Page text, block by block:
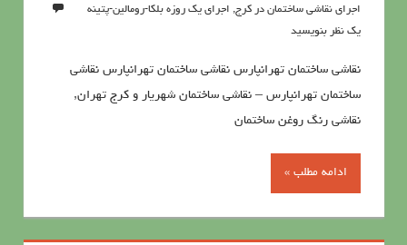
اجرای نقاشی ساختمان در کرج, اجرای یک روزه بلکا-رومالین-پتینه
یک نظر بنویسید
نقاشی ساختمان تهرانپارس نقاشی ساختمان تهرانپارس نقاشی
ساختمان تهرانپارس – نقاشی ساختمان شهریار و کرج تهران,
نقاشی رنگ روغن ساختمان
ادامه مطلب »